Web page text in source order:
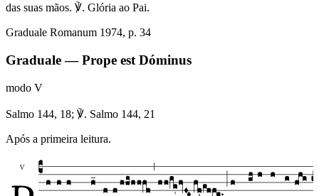
das suas mãos. ℣. Glória ao Pai.
Graduale Romanum 1974, p. 34
Graduale — Prope est Dóminus
modo V
Salmo 144, 18; ℣. Salmo 144, 21
Após a primeira leitura.